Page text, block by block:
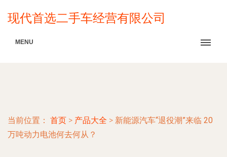
现代首选二手车经营有限公司
MENU
当前位置： 首页 > 产品大全 > 新能源汽车“退役潮”来临 20
万吨动力电池何去何从？